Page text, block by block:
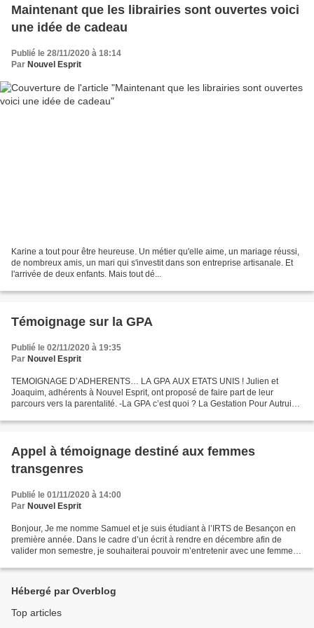
Maintenant que les librairies sont ouvertes voici
une idée de cadeau
Publié le 28/11/2020 à 18:14
Par Nouvel Esprit
Karine a tout pour être heureuse. Un métier qu'elle aime, un mariage réussi,
de nombreux amis, un mari qui s'investit dans son entreprise artisanale. Et
l'arrivée de deux enfants. Mais tout dé...
Témoignage sur la GPA
Publié le 02/11/2020 à 19:35
Par Nouvel Esprit
TEMOIGNAGE D’ADHERENTS… LA GPA AUX ETATS UNIS ! Julien et
Joaquim, adhérents à Nouvel Esprit, ont proposé de faire part de leur
parcours vers la parentalité. -La GPA c’est quoi ? La Gestation Pour Autrui
Appel à témoignage destiné aux femmes
transgenres
Publié le 01/11/2020 à 14:00
Par Nouvel Esprit
Bonjour, Je me nomme Samuel et je suis étudiant à l’IRTS de Besançon en
première année. Dans le cadre d’un écrit à rendre en décembre afin de
valider mon semestre, je souhaiterai pouvoir m’entretenir avec une femme
Hébergé par Overblog
Top articles